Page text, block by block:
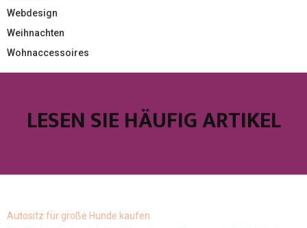
Webdesign
Weihnachten
Wohnaccessoires
LESEN SIE HÄUFIG ARTIKEL
Autositz für große Hunde kaufen